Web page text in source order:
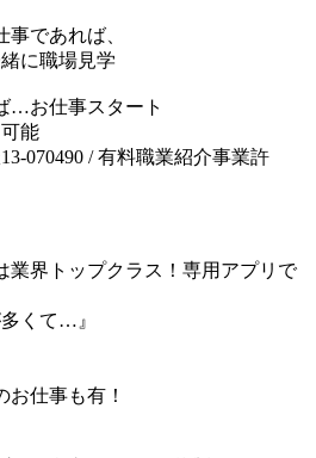
であれば、
に職場見学
…お仕事スタート
能
070490 / 有料職業紹介事業許
業界トップクラス！専用アプリで
くて…』
仕事も有！